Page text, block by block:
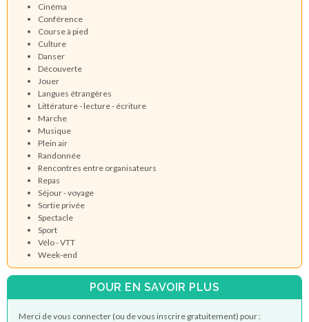
Cinéma
Conférence
Course à pied
Culture
Danser
Découverte
Jouer
Langues étrangères
Littérature - lecture - écriture
Marche
Musique
Plein air
Randonnée
Rencontres entre organisateurs
Repas
Séjour - voyage
Sortie privée
Spectacle
Sport
Vélo - VTT
Week-end
POUR EN SAVOIR PLUS
Merci de vous connecter (ou de vous inscrire gratuitement) pour :